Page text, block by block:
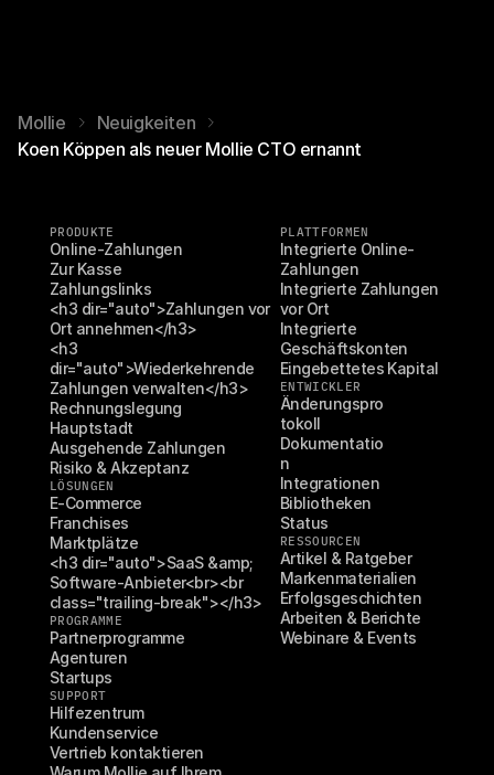
Mollie
Neuigkeiten
Koen Köppen als neuer Mollie CTO ernannt
PRODUKTE
Online-Zahlungen
Zur Kasse
Zahlungslinks
<h3 dir="auto">Zahlungen vor
Ort annehmen</h3>
<h3
dir="auto">Wiederkehrende
Zahlungen verwalten</h3>
Rechnungslegung
Hauptstadt
Ausgehende Zahlungen
Risiko & Akzeptanz
LÖSUNGEN
E-Commerce
Franchises
Marktplätze
<h3 dir="auto">SaaS &amp;
Software-Anbieter<br><br
class="trailing-break"></h3>
PROGRAMME
Partnerprogramme
Agenturen
Startups
SUPPORT
Hilfezentrum
Kundenservice
Vertrieb kontaktieren
PLATTFORMEN
Integrierte Online-
Zahlungen
Integrierte Zahlungen
vor Ort
Integrierte
Geschäftskonten
Eingebettetes Kapital
ENTWICKLER
Änderungspro
tokoll
Dokumentatio
n
Integrationen
Bibliotheken
Status
RESSOURCEN
Artikel & Ratgeber
Markenmaterialien
Erfolgsgeschichten
Arbeiten & Berichte
Webinare & Events